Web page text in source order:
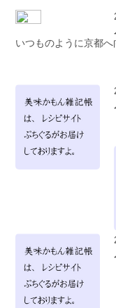
いつものように京都へ